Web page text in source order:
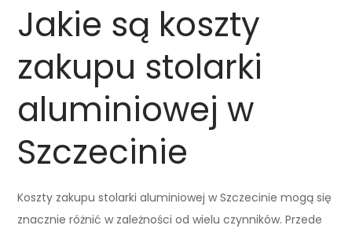
Jakie są koszty
zakupu stolarki
aluminiowej w
Szczecinie
Koszty zakupu stolarki aluminiowej w Szczecinie mogą się
znacznie różnić w zależności od wielu czynników. Przede